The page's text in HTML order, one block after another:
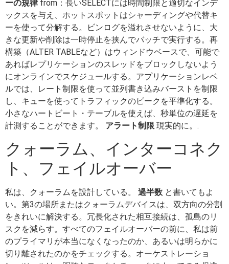
ーの規律from：長いSELECTには時間制限と適切なインデ
ックスを与え、ホットスポットはシャーディングや代替キ
ーを使って分解する。ビンログを溢れさせないように、大
きな更新や削除は一時停止を挟んでバッチで実行する。再
構築（ALTER TABLEなど）はウィンドウベースで、可能で
あればレプリケーションのスレッドをブロックしないよう
にオンラインでスケジュールする。アプリケーションレベ
ルでは、レート制限を使って並列書き込みバーストを制限
し、キューを使ってトラフィックのピークを平準化する。
小さなハートビート・テーブルを使えば、秒単位の遅延を
計測することができます。 アラート制限 現実的に。.
クォーラム、インターコネク
ト、フェイルオーバー
私は、クォーラムを設計している。 過半数 と書いてもよ
い。第3の場所またはクォーラムデバイスは、双方向の分割
をきれいに解決する。冗長化された相互接続は、孤島のリ
スクを減らす。すべてのフェイルオーバーの前に、私は前
のプライマリが本当になくなったのか、あるいは明らかに
切り離されたのかをチェックする。オーケストレーショ